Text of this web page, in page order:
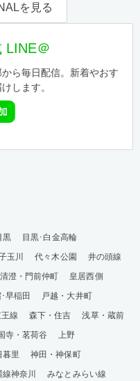
を見る
LINE＠
ら毎日配信。新着やおす
します。
黒
目黒･白金高輪
玉川 代々木公園
井の頭線
清澄・門前仲町
皇居西側
早稲田
戸越・大井町
線 森下・住吉
浅草・蔵前
寺・茗荷谷
上野
暮里
神田・神保町
神奈川 みなとみらい線